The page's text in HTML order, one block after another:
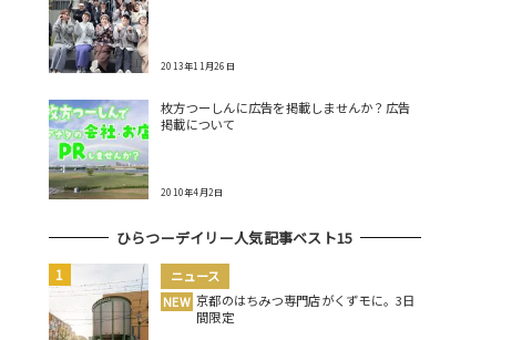
2013年11月26日
枚方つーしんに広告を掲載しませんか？広告
掲載について
2010年4月2日
ひらつーデイリー人気記事ベスト15
ニュース
NEW 京都のはちみつ専門店がくずモに。3日
間限定